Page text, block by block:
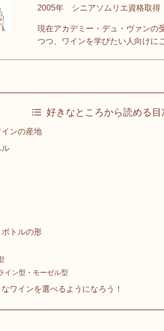
2005年 シニアソムリエ資格取得
現在アカデミー・デュ・ヴァンの
つつ、ワインを学びたい人向けに
好きなところから読める目
ンの産地
ル
トルの形
イン型・モーゼル型
ワインを選べるようになろう！